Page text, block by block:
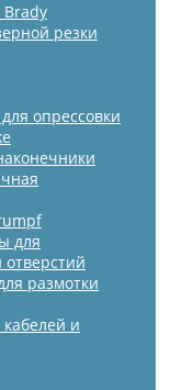
резки
опрессовки
для
размотки
и